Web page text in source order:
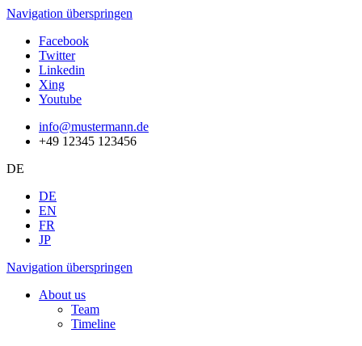
Navigation überspringen
Facebook
Twitter
Linkedin
Xing
Youtube
info@mustermann.de
+49 12345 123456
DE
DE
EN
FR
JP
Navigation überspringen
About us
Team
Timeline